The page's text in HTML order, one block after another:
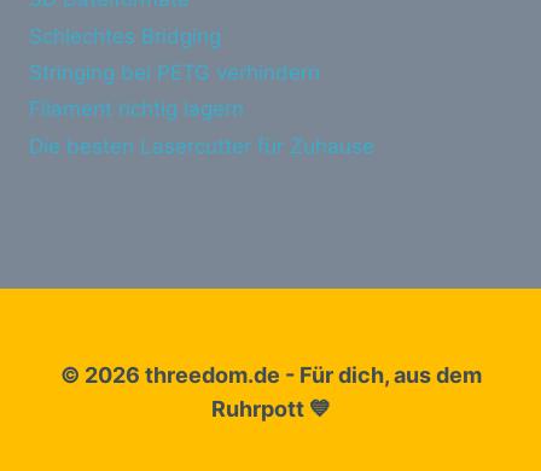
Schlechtes Bridging
Stringing bei PETG verhindern
Filament richtig lagern
Die besten Lasercutter für Zuhause
© 2026 threedom.de - Für dich, aus dem
Ruhrpott 💙